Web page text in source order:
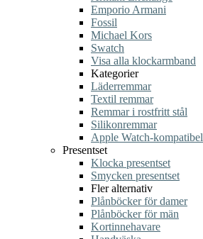
Emporio Armani
Fossil
Michael Kors
Swatch
Visa alla klockarmband
Kategorier
Läderremmar
Textil remmar
Remmar i rostfritt stål
Silikonremmar
Apple Watch-kompatibel
Presentset
Klocka presentset
Smycken presentset
Fler alternativ
Plånböcker för damer
Plånböcker för män
Kortinnehavare